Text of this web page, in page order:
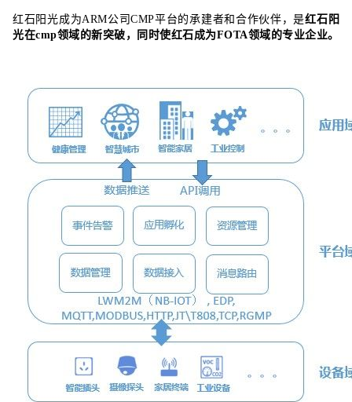
红石阳光成为ARM公司CMP平台的承建者和合作伙伴，是红石阳
光在cmp领域的新突破，同时使红石成为FOTA领域的专业企业。